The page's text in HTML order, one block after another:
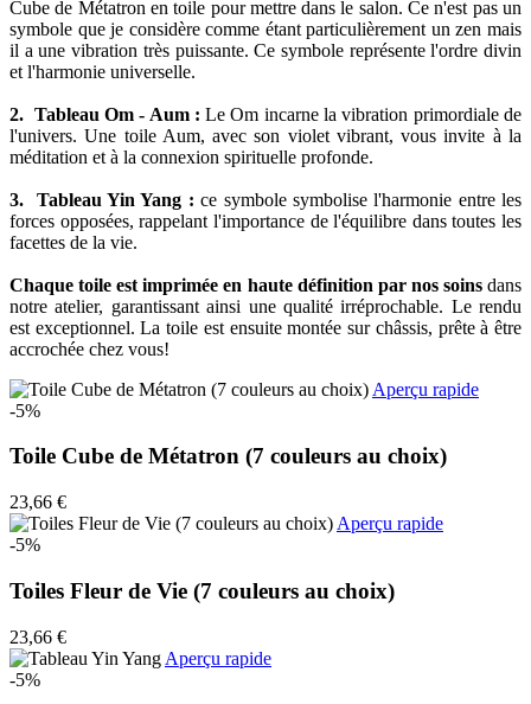
Cube de Métatron en toile pour mettre dans le salon. Ce n'est pas un
symbole que je considère comme étant particulièrement un zen mais
il a une vibration très puissante. Ce symbole représente l'ordre divin
et l'harmonie universelle.
2. Tableau Om - Aum : Le Om incarne la vibration primordiale de
l'univers. Une toile Aum, avec son violet vibrant, vous invite à la
méditation et à la connexion spirituelle profonde.
3. Tableau Yin Yang : ce symbole symbolise l'harmonie entre les
forces opposées, rappelant l'importance de l'équilibre dans toutes les
facettes de la vie.
Chaque toile est imprimée en haute définition par nos soinsdans
notre atelier, garantissant ainsi une qualité irréprochable. Le rendu
est exceptionnel. La toile est ensuite montée sur châssis, prête à être
accrochée chez vous!
Aperçu rapide
-5%
Toile Cube de Métatron (7 couleurs au choix)
23,66 €
Aperçu rapide
-5%
Toiles Fleur de Vie (7 couleurs au choix)
23,66 €
Aperçu rapide
-5%